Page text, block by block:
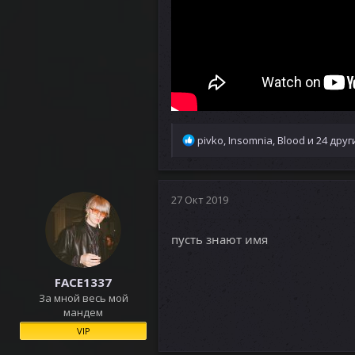
Р
а
ц
:
pivko,Insomnia,Blood и 24
FACE1337
За мной весь мой
мандем
VIP
27 Окт 2019
пусть знают имя